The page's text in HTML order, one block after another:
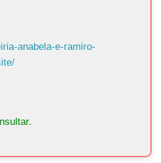
anabela-e-ramiro-